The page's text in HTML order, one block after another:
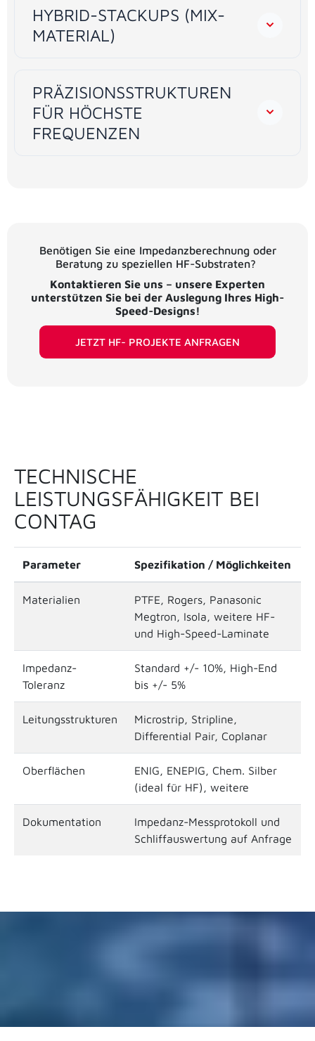
HYBRID-STACKUPS (MIX-
MATERIAL)
PRÄZISIONSSTRUKTUREN
FÜR HÖCHSTE
FREQUENZEN
Benötigen Sie eine Impedanzberechnung oder
Beratung zu speziellen HF-Substraten?
Kontaktieren Sie uns – unsere Experten
unterstützen Sie bei der Auslegung Ihres High-
Speed-Designs!
JETZT HF- PROJEKTE ANFRAGEN
TECHNISCHE
LEISTUNGSFÄHIGKEIT BEI
CONTAG
Parameter Spezifikation / Möglichkeiten
Materialien
PTFE, Rogers, Panasonic
Megtron, Isola, weitere HF-
und High-Speed-Laminate
Impedanz-
Toleranz
Standard +/- 10%, High-End
bis +/- 5%
Leitungsstrukturen
Microstrip, Stripline,
Differential Pair, Coplanar
Oberflächen
ENIG, ENEPIG, Chem. Silber
(ideal für HF), weitere
Dokumentation
Impedanz-Messprotokoll und
Schliffauswertung auf Anfrage